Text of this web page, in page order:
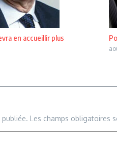
en accueillir plus
Les champs obligatoires